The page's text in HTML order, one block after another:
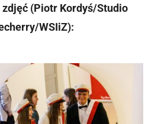
(Piotr Kordyś/Studio
WSIiZ):